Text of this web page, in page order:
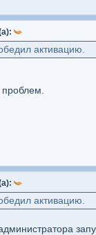
активацию.
активацию.